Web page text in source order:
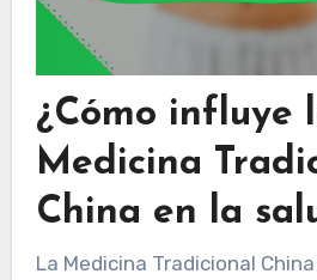
¿Cómo influye
Medicina
China en la
La Medicina Tradicional